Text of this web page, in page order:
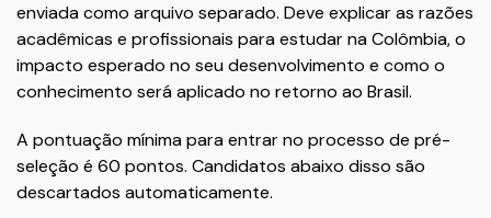
enviada como arquivo separado. Deve explicar as razões
acadêmicas e profissionais para estudar na Colômbia, o
impacto esperado no seu desenvolvimento e como o
conhecimento será aplicado no retorno ao Brasil.
A pontuação mínima para entrar no processo de pré-
seleção é 60 pontos. Candidatos abaixo disso são
descartados automaticamente.